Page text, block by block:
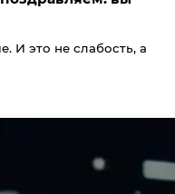
И это не слабость, а